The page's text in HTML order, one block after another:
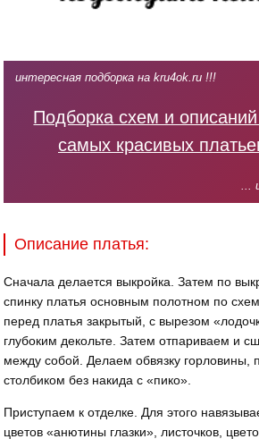
интересная подборка на kru4ok.ru !!!
Подборка схем и
самых красивых
...
Описание платья:
Сначала делается выкройка. Затем по
спинку платья основным полотном по
перед платья закрытый, с вырезом
глубоким декольте. Затем отпариваем и
между собой. Делаем обвязку горловины,
столбиком без накида с «пико».
Приступаем к отделке. Для этого
цветов «анютины глазки», листочков,